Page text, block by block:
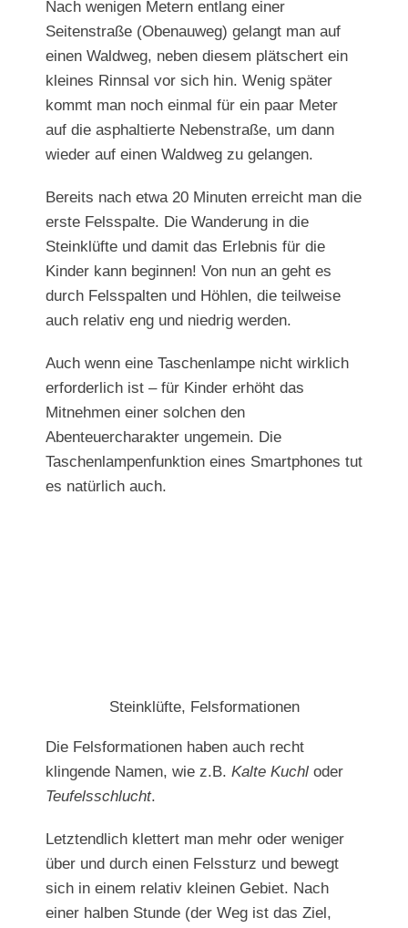
Nach wenigen Metern entlang einer
Seitenstraße (Obenauweg) gelangt man auf
einen Waldweg, neben diesem plätschert ein
kleines Rinnsal vor sich hin. Wenig später
kommt man noch einmal für ein paar Meter
auf die asphaltierte Nebenstraße, um dann
wieder auf einen Waldweg zu gelangen.
Bereits nach etwa 20 Minuten erreicht man die
erste Felsspalte. Die Wanderung in die
Steinklüfte und damit das Erlebnis für die
Kinder kann beginnen! Von nun an geht es
durch Felsspalten und Höhlen, die teilweise
auch relativ eng und niedrig werden.
Auch wenn eine Taschenlampe nicht wirklich
erforderlich ist – für Kinder erhöht das
Mitnehmen einer solchen den
Abenteuercharakter ungemein. Die
Taschenlampenfunktion eines Smartphones tut
es natürlich auch.
Steinklüfte, Felsformationen
Die Felsformationen haben auch recht
klingende Namen, wie z.B. Kalte Kuchl oder
Teufelsschlucht.
Letztendlich klettert man mehr oder weniger
über und durch einen Felssturz und bewegt
sich in einem relativ kleinen Gebiet. Nach
einer halben Stunde (der Weg ist das Ziel,